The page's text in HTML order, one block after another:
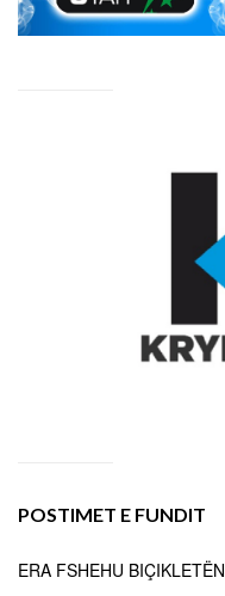
POSTIMET E FUNDIT
ERA FSHEHU BIÇIKLETËN